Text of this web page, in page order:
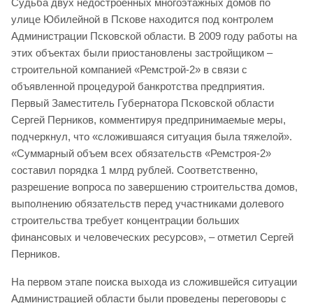
Судьба двух недостроенных многоэтажных домов по
улице Юбилейной в Пскове находится под контролем
Администрации Псковской области. В 2009 году работы на
этих объектах были приостановлены застройщиком –
строительной компанией «Ремстрой-2» в связи с
объявленной процедурой банкротства предприятия.
Первый Заместитель Губернатора Псковской области
Сергей Перников, комментируя предпринимаемые меры,
подчеркнул, что «сложившаяся ситуация была тяжелой».
«Суммарный объем всех обязательств «Ремстроя-2»
составил порядка 1 млрд рублей. Соответственно,
разрешение вопроса по завершению строительства домов,
выполнению обязательств перед участниками долевого
строительства требует концентрации больших
финансовых и человеческих ресурсов», – отметил Сергей
Перников.
На первом этапе поиска выхода из сложившейся ситуации
Администрацией области были проведены переговоры с